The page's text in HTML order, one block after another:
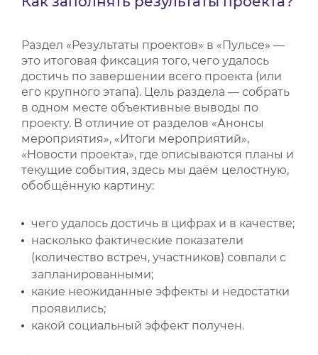
ВОЙТИ
Раздел «Результаты проектов» в «Пульсе» —
это итоговая фиксация того, чего удалось
достичь по завершении всего проекта (или
его крупного этапа). Цель раздела — собрать
в одном месте объективные выводы по
проекту. В отличие от разделов «Анонсы
мероприятия», «Итоги мероприятий»,
«Новости проекта», где описываются планы и
текущие события, здесь мы даём целостную,
обобщённую картину:
чего удалось достичь в цифрах и в качестве;
насколько фактические показатели
(количество встреч, участников) совпали с
запланированными;
какие неожиданные эффекты и недостатки
проявились;
какой социальный эффект получен.